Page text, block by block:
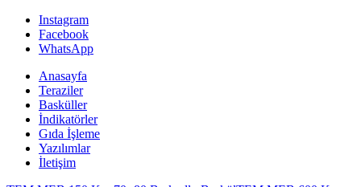
Instagram
Facebook
WhatsApp
Anasayfa
Teraziler
Basküller
İndikatörler
Gıda İşleme
Yazılımlar
İletişim